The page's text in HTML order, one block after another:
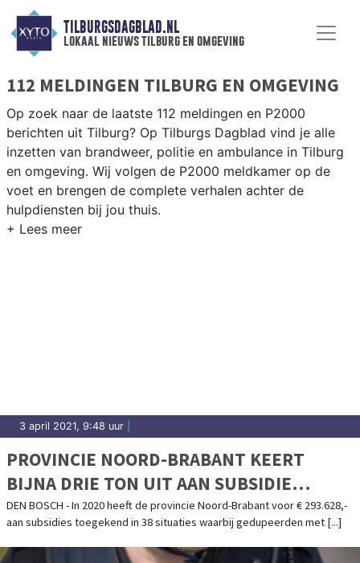
TILBURGSDAGBLAD.NL
lokaal nieuws tilburg en omgeving
112 MELDINGEN TILBURG EN OMGEVING
Op zoek naar de laatste 112 meldingen en P2000
berichten uit Tilburg? Op Tilburgs Dagblad vind je alle
inzetten van brandweer, politie en ambulance in Tilburg
en omgeving. Wij volgen de P2000 meldkamer op de
voet en brengen de complete verhalen achter de
hulpdiensten bij jou thuis.
3 april 2021, 9:48 uur
PROVINCIE NOORD-BRABANT KEERT
BIJNA DRIE TON UIT AAN SUBSIDIE
OPRUIMEN DRUGSAFVAL
DEN BOSCH - In 2020 heeft de provincie Noord-Brabant voor € 293.628,-
aan subsidies toegekend in 38 situaties waarbij gedupeerden met [...]